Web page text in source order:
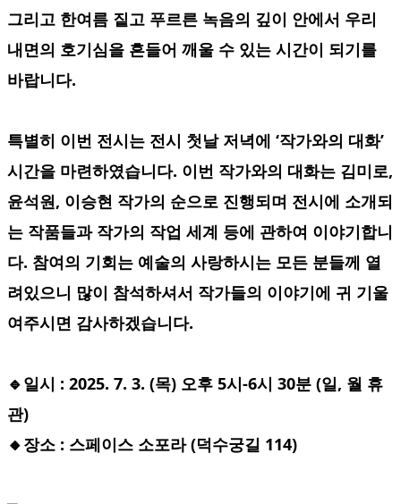
그리고 한여름 짙고 푸르른 녹음의 깊이 안에서 우리
내면의 호기심을 흔들어 깨울 수 있는 시간이 되기를
바랍니다.
특별히 이번 전시는 전시 첫날 저녁에 ‘작가와의 대화’
시간을 마련하였습니다. 이번 작가와의 대화는 김미로,
윤석원, 이승현 작가의 순으로 진행되며 전시에 소개되
는 작품들과 작가의 작업 세계 등에 관하여 이야기합니
다. 참여의 기회는 예술의 사랑하시는 모든 분들께 열
려있으니 많이 참석하셔서 작가들의 이야기에 귀 기울
여주시면 감사하겠습니다.
🔹일시 : 2025. 7. 3. (목) 오후 5시-6시 30분 (일, 월 휴
관)
🔸장소 : 스페이스 소포라 (덕수궁길 114)